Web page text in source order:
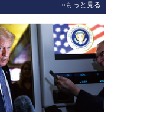
»もっと見る